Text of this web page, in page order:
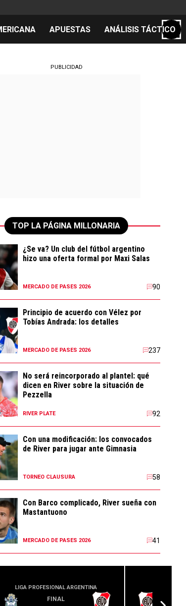
APUESTAS ANÁLISIS TÁCTICO
PUBLICIDAD
TOP LA PÁGINA MILLONARIA
¿Se va? Un club del fútbol argentino
hizo una oferta formal por Maxi Salas
MERCADO DE PASES 2026 90
Principio de acuerdo con Vélez por
Tobías Andrada: los detalles
MERCADO DE PASES 2026 237
No será reincorporado al plantel: qué
dicen en River sobre la situación de
Pezzella
RIVER PLATE 92
Con una modificación: los convocados
de River para jugar ante Gimnasia
TORNEO CLAUSURA 58
Con Barco complicado, River sueña con
Mastantuono
MERCADO DE PASES 2026 41
LIGA PROFESIONAL ARGENTINA
FINAL